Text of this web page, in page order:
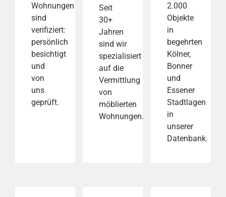
Wohnungen
sind
verifiziert:
persönlich
besichtigt
und
von
uns
geprüft.
Seit
30+
Jahren
sind wir
spezialisiert
auf die
Vermittlung
von
möblierten
Wohnungen.
2.000
Objekte
in
begehrten
Kölner,
Bonner
und
Essener
Stadtlagen
in
unserer
Datenbank.